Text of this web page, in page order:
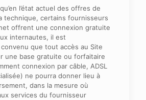
l’état actuel des offres de
technique, certains fournisseurs
offrent une connexion gratuite
internautes, il est
que tout accès au Site
une base gratuite ou forfaitaire
connexion par câble, ADSL
ne pourra donner lieu à
dans la mesure où
services du fournisseur